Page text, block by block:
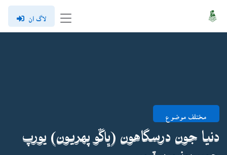
لاگ ان
مختلف موضوع
دنيا جون درسگاهون (ڀاڱو پهريون) يورپ